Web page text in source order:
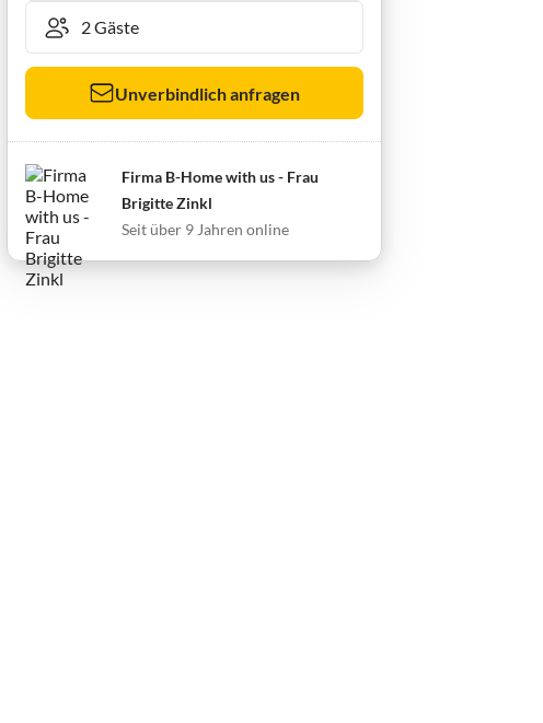
Unverbindlich anfragen
Firma B-Home with us - Frau
Brigitte Zinkl
Seit über 9 Jahren online